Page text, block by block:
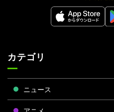
カテゴリ
ニュース